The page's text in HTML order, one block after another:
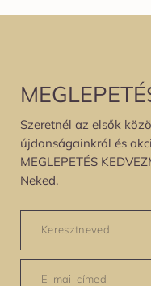
Szeretnél az elsők
újdonságainkról és
MEGLEPETÉS
Neked.